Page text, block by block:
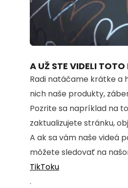
Unmute Loaded
72.82%
A UŽ STE VIDELI TOTO
Radi natáčame krátke a
nich naše produkty,
Pozrite sa napríklad na
zaktualizujete stránku,
A ak sa vám naše videá
môžete sledovať na
TikToku
.